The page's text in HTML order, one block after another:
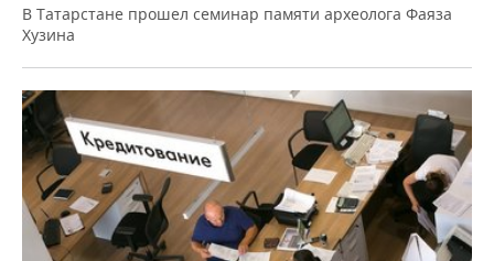
В Татарстане прошел семинар памяти археолога Фаяза
Хузина